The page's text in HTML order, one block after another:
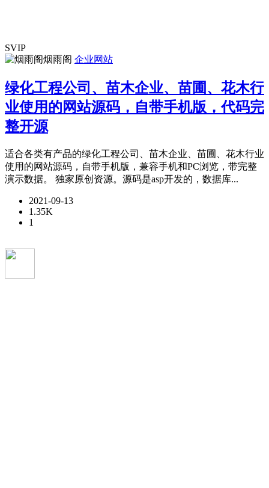
SVIP
烟雨阁 企业网站
绿化工程公司、苗木企业、苗圃、花木行
业使用的网站源码，自带手机版，代码完
整开源
适合各类有产品的绿化工程公司、苗木企业、苗圃、花木行业
使用的网站源码，自带手机版，兼容手机和PC浏览，带完整
演示数据。 独家原创资源。源码是asp开发的，数据库...
2021-09-13
1.35K
1